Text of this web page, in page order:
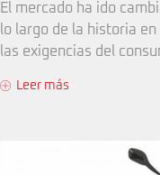
El mercado ha ido
lo largo de la historia
las exigencias del
Leer más